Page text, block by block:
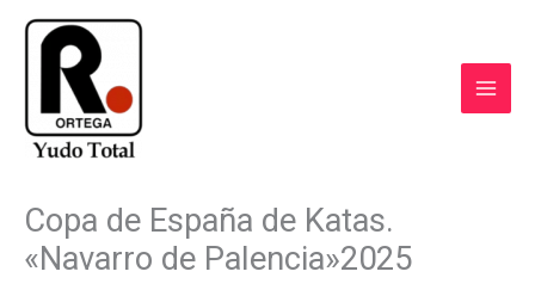
contenido
Copa de España de Katas.
«Navarro de Palencia»2025
COMPARTIR
EN
FACEBOOK
COMPARTIR
EN
WHATSAPP
COMPARTIR
EN
LINKEDIN
EN
X
(TWITTER)